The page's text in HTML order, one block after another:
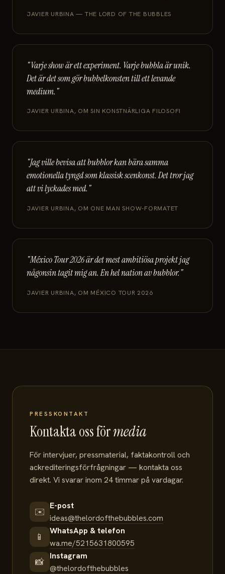
JAVIER URBINA — THE LORD OF THE BUBBLES
"Varje show är ett experiment. Varje bubbla är unik.
Det är det som gör bubbelkonsten till ett levande
medium."
JAVIER URBINA, OM SIN KONSTNÄRLIGA FILOSOFI
"Jag ville bevisa att bubblor kan bära samma
emotionella tyngd som klassisk scenkonst. Det tror jag
att vi lyckades med."
JAVIER URBINA, OM ONE MAN SHOW-FORMATET
"México Tour 2026 är det mest ambitiösa projekt jag
någonsin tagit mig an. En hel nation av bubblor."
JAVIER URBINA, OM MÉXICO TOUR 2026
PRESSKONTAKT
Kontakta oss förmedia
För intervjuer, pressmaterial, faktakontroll och
ackrediteringsförfrågningar — kontakta oss
direkt. Vi svarar inom 24 timmar på vardagar.
✉️
E-post
ideas@thelordofthebubbles.com
📱
WhatsApp & telefon
wa.me/5215631800595
📸
Instagram
@thelordofthebubbles